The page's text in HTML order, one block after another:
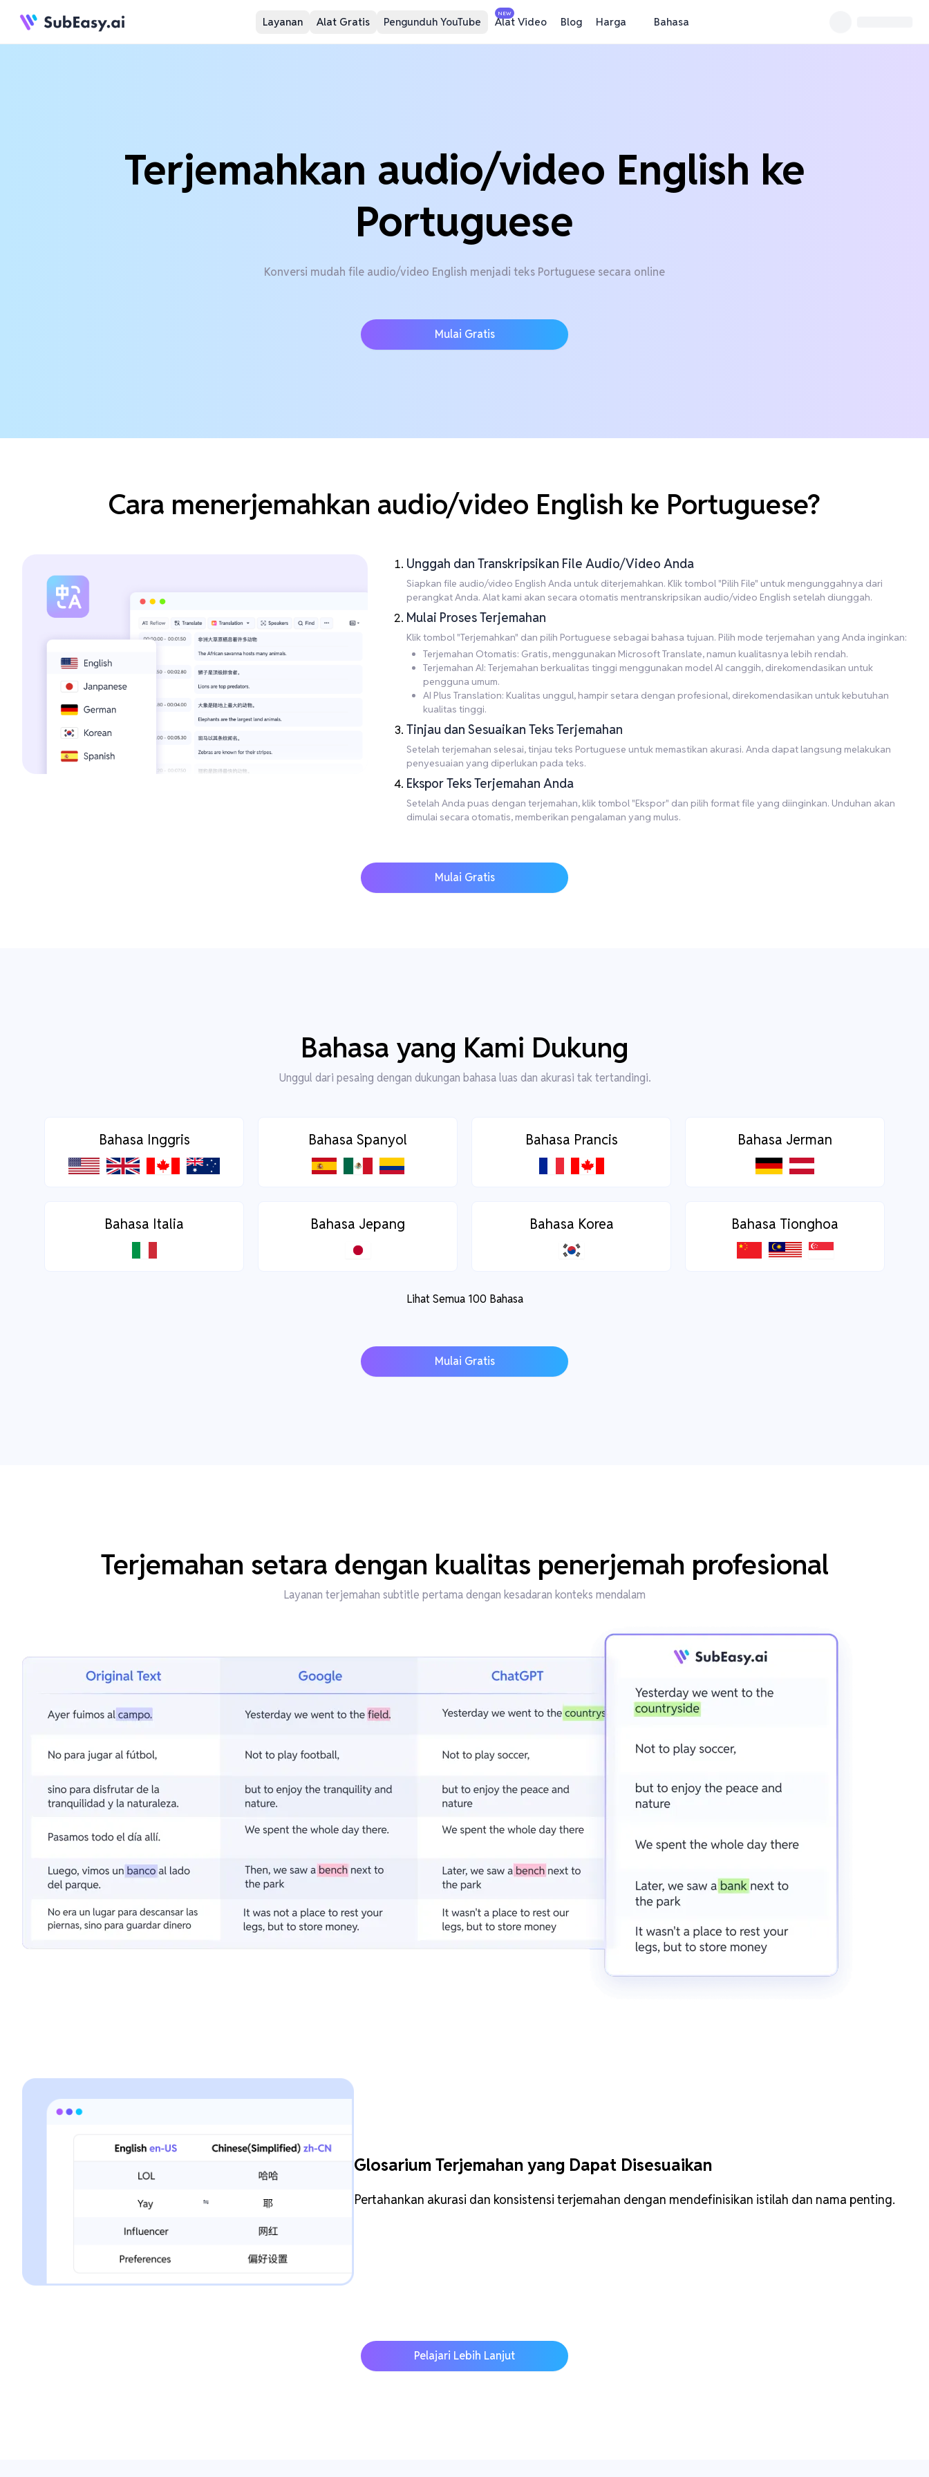
Layanan Alat Gratis Pengunduh YouTube
NEW
Alat Video Blog Harga Bahasa
Terjemahkan audio/video English ke
Portuguese
Konversi mudah file audio/video English menjadi teks Portuguese secara online
Mulai Gratis
Cara menerjemahkan audio/video English ke Portuguese?
Unggah dan Transkripsikan File Audio/Video Anda
Siapkan file audio/video English Anda untuk diterjemahkan. Klik tombol "Pilih File" untuk mengunggahnya dari
perangkat Anda. Alat kami akan secara otomatis mentranskripsikan audio/video English setelah diunggah.
Mulai Proses Terjemahan
Klik tombol "Terjemahkan" dan pilih Portuguese sebagai bahasa tujuan. Pilih mode terjemahan yang Anda inginkan:
Terjemahan Otomatis: Gratis, menggunakan Microsoft Translate, namun kualitasnya lebih rendah.
Terjemahan AI: Terjemahan berkualitas tinggi menggunakan model AI canggih, direkomendasikan untuk
pengguna umum.
AI Plus Translation: Kualitas unggul, hampir setara dengan profesional, direkomendasikan untuk kebutuhan
kualitas tinggi.
Tinjau dan Sesuaikan Teks Terjemahan
Setelah terjemahan selesai, tinjau teks Portuguese untuk memastikan akurasi. Anda dapat langsung melakukan
penyesuaian yang diperlukan pada teks.
Ekspor Teks Terjemahan Anda
Setelah Anda puas dengan terjemahan, klik tombol "Ekspor" dan pilih format file yang diinginkan. Unduhan akan
dimulai secara otomatis, memberikan pengalaman yang mulus.
Mulai Gratis
Bahasa yang Kami Dukung
Unggul dari pesaing dengan dukungan bahasa luas dan akurasi tak tertandingi.
Bahasa Inggris Bahasa Spanyol Bahasa Prancis Bahasa Jerman
Bahasa Italia Bahasa Jepang Bahasa Korea Bahasa Tionghoa
Lihat Semua 100 Bahasa
Mulai Gratis
Terjemahan setara dengan kualitas penerjemah profesional
Layanan terjemahan subtitle pertama dengan kesadaran konteks mendalam
Glosarium Terjemahan yang Dapat Disesuaikan
Pertahankan akurasi dan konsistensi terjemahan dengan mendefinisikan istilah dan nama penting.
Pelajari Lebih Lanjut